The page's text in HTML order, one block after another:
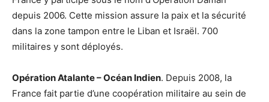
depuis 2006. Cette mission assure la paix et la sécurité
dans la zone tampon entre le Liban et Israël. 700
militaires y sont déployés.
Opération Atalante – Océan Indien. Depuis 2008, la
France fait partie d’une coopération militaire au sein de